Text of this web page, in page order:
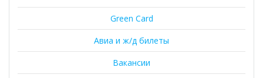
Green Card
Авиа и ж/д билеты
Вакансии